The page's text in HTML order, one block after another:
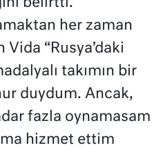
belirtti.
her zaman
Vida “Rusya’daki
takımın bir
duydum. Ancak,
fazla oynamasam
hizmet ettim